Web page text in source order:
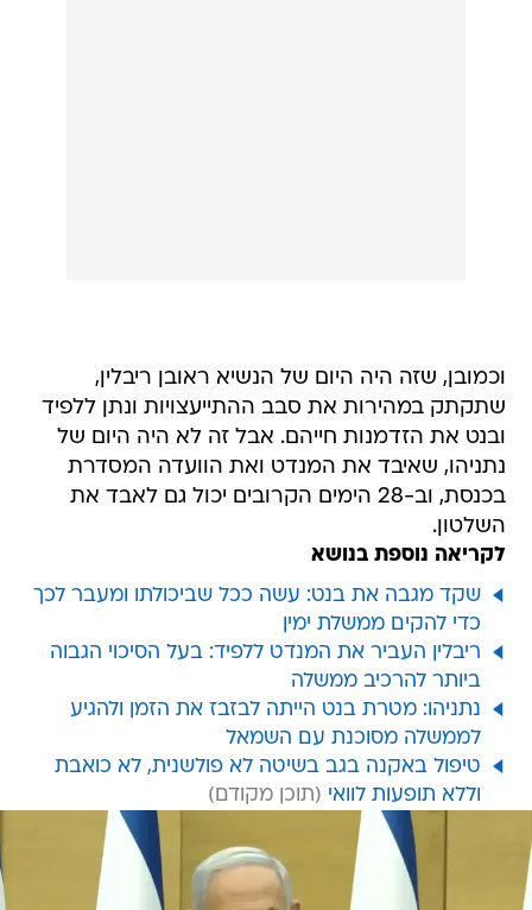
וכמובן, שזה היה היום של הנשיא ראובן ריבלין,
שתקתק במהירות את סבב ההתייעצויות ונתן ללפיד
ובנט את הזדמנות חייהם. אבל זה לא היה היום של
נתניהו, שאיבד את המנדט ואת הוועדה המסדרת
בכנסת, וב-28 הימים הקרובים יכול גם לאבד את
השלטון.
לקריאה נוספת בנושא
שקד מגבה את בנט: עשה ככל שביכולתו ומעבר לכך
כדי להקים ממשלת ימין
ריבלין העביר את המנדט ללפיד: בעל הסיכוי הגבוה
ביותר להרכיב ממשלה
נתניהו: מטרת בנט הייתה לבזבז את הזמן ולהגיע
לממשלה מסוכנת עם השמאל
טיפול באקנה בגב בשיטה לא פולשנית, לא כואבת
וללא תופעות לוואי